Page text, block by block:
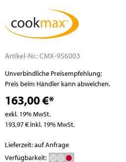
Artikel-Nr.:CMX-956003
Unverbindliche Preisempfehlung;
Preis beim Händler kann abweichen.
163,00 €*
exkl. 19% MwSt.
193,97 € inkl. 19% MwSt.
Lieferzeit: auf Anfrage
Verfügbarkeit: